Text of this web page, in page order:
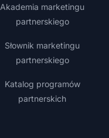
Akademia marketingu
partnerskiego
Słownik marketingu
partnerskiego
Katalog programów
partnerskich